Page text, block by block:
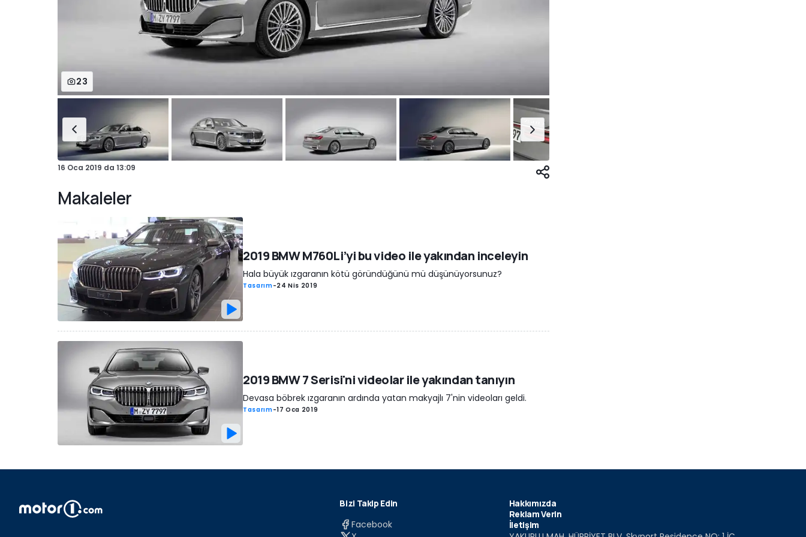
23
16 Oca 2019 da 13:09
Makaleler
2019 BMW M760Li’yi bu video ile yakından inceleyin
Hala büyük ızgaranın kötü göründüğünü mü düşünüyorsunuz?
Tasarım-24 Nis 2019
2019 BMW 7 Serisi'ni videolar ile yakından tanıyın
Devasa böbrek ızgaranın ardında yatan makyajlı 7'nin videoları geldi.
Tasarım-17 Oca 2019
Bizi Takip Edin
Facebook
Hakkımızda
Reklam Verin
İletişim